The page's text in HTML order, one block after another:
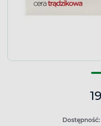
Dostępność: